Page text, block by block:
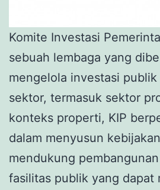
Komite Investasi
sebuah lembaga yang
mengelola investasi
sektor, termasuk sektor
konteks properti, KIP
dalam menyusun
mendukung
fasilitas publik yang dapat